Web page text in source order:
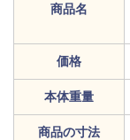
商品名
価格
本体重量
商品の寸法